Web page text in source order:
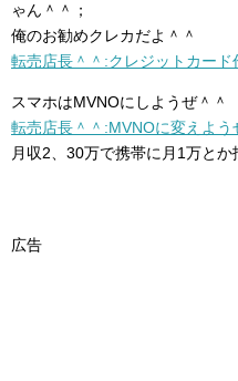
ゃん＾＾；
俺のお勧めクレカだよ＾＾
転売店長＾＾:クレジットカード
スマホはMVNOにしようぜ＾＾
転売店長＾＾:MVNOに変えよう
月収2、30万で携帯に月1万と
広告